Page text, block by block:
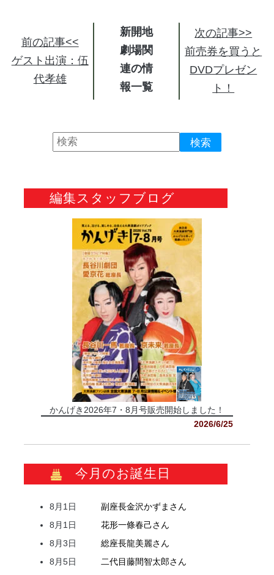
前の記事<<
ゲスト出演：伍
代孝雄
新開地
劇場関
連の情
報
次の記事>>
前売券を買うと
DVDプレゼン
ト！
編集スタッフブログ
かんげき2026年7・8月号販売開始しました！
2026/6/25
今月のお誕生日
8月1日 副座長金沢かずま さん
8月1日
花形一條春己さん
8月3日
総座長龍美麗さん
8月5日
二代目藤間智太郎さん